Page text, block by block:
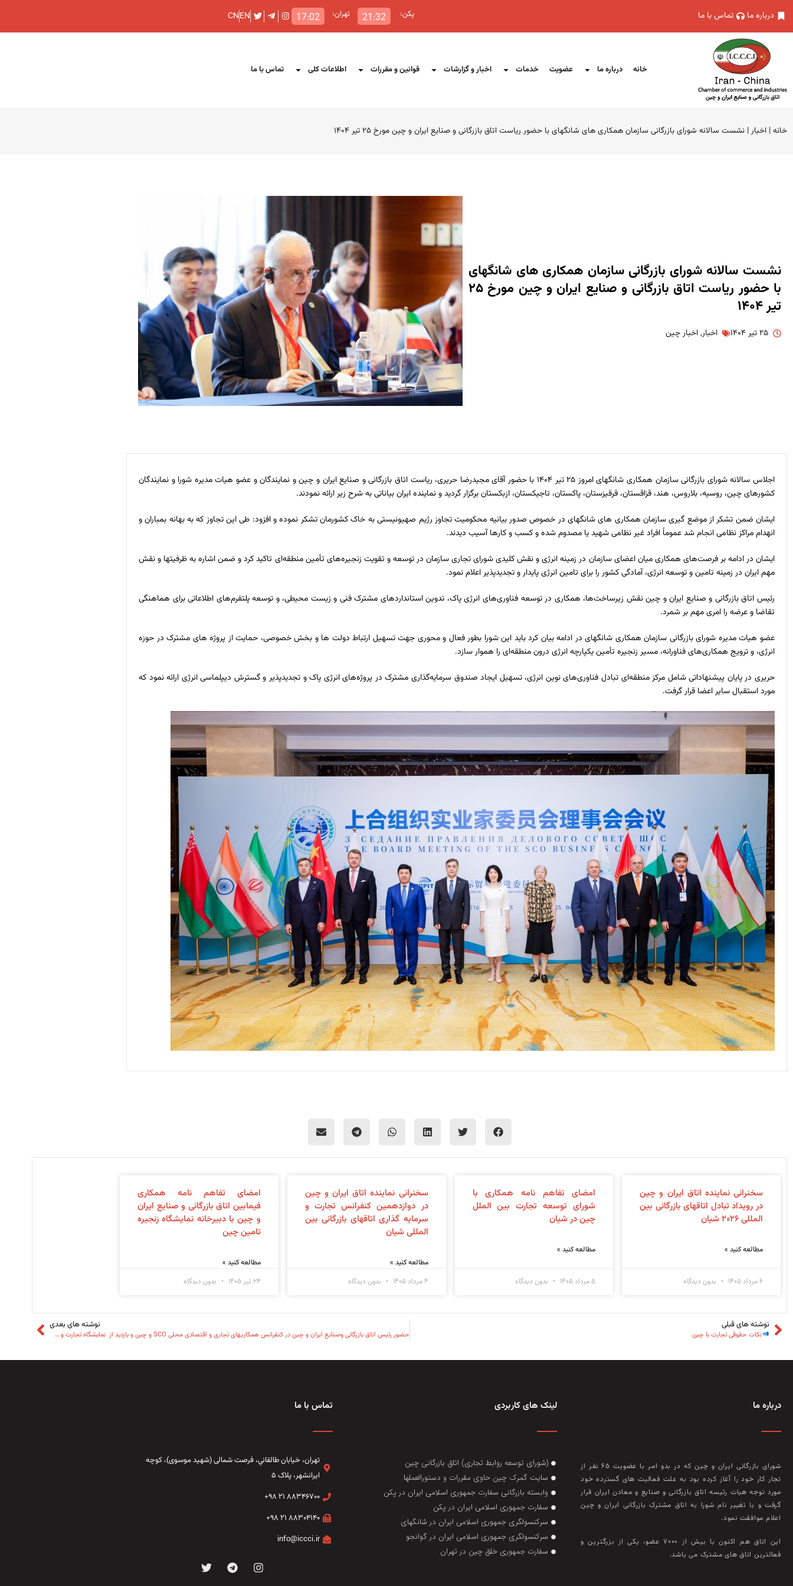
درباره ما تماس با ما پکن: 21:32 تهران: 17:02
EN
CN
خانه درباره ما عضویت خدمات اخبار و گزارشات قوانین و مقررات اطلاعات کلی تماس با ما
خانه| اخبار | نشست سالانه شورای بازرگانی سازمان همکاری های شانگهای با حضور ریاست اتاق بازرگانی و صنایع ایران و چین مورخ ۲۵ تیر ۱۴۰۴
نشست سالانه شورای بازرگانی سازمان همکاری های شانگهای
با حضور ریاست اتاق بازرگانی و صنایع ایران و چین مورخ ۲۵
تیر ۱۴۰۴
۲۵ تیر ۱۴۰۴ اخبار,اخبار چین
اجلاس سالانه شورای بازرگانی سازمان همکاری شانگهای امروز ۲۵ تیر ۱۴۰۴ با حضور آقای مجیدرضا حریری، ریاست اتاق بازرگانی و صنایع ایران و چین و نمایندگان و عضو هیات مدیره شورا و نمایندگان
کشورهای چین، روسیه، بلاروس، هند، قزاقستان، قرقیزستان، پاکستان، تاجیکستان، ازبکستان برگزار گردید و نماینده ایران بیاناتی به شرح زیر ارائه نمودند.
ایشان ضمن تشکر از موضع گیری سازمان همکاری های شانگهای در خصوص صدور بیانیه محکومیت تجاوز رژیم صهیونیستی به خاک کشورمان تشکر نموده و افزود: طی این تجاوز که به بهانه بمباران و
انهدام مراکز نظامی انجام شد عموماً افراد غیر نظامی شهید یا مصدوم شده و کسب و کارها آسیب دیدند.
ایشان در ادامه بر فرصت‌های همکاری میان اعضای سازمان در زمینه انرژی و نقش کلیدی شورای تجاری سازمان در توسعه و تقویت زنجیره‌های تأمین منطقه‌ای تاکید کرد و ضمن اشاره به ظرفیتها و نقش
مهم ایران در زمینه تامین و توسعه انرژی، آمادگی کشور را برای تامین انرژی پایدار و تجدیدپذیر اعلام نمود.
رئیس اتاق بازرگانی و صنایع ایران و چین نقش زیرساخت‌ها، همکاری در توسعه فناوری‌های انرژی پاک، تدوین استانداردهای مشترک فنی و زیست‌ محیطی، و توسعه پلتفرم‌های اطلاعاتی برای هماهنگی
تقاضا و عرضه را امری مهم بر شمرد.
عضو هیات مدیره شورای بازرگانی سازمان همکاری شانگهای در ادامه بیان کرد باید این شورا بطور فعال و محوری جهت تسهیل ارتباط دولت ها و بخش خصوصی، حمایت از پروژه های مشترک در حوزه
انرژی، و ترویج همکاری‌های فناورانه، مسیر زنجیره تأمین یکپارچه انرژی درون ‌منطقه‌ای را هموار سازد.
حریری در پایان پیشنهاداتی شامل مرکز منطقه‌ای تبادل فناوری‌های نوین انرژی، تسهیل ایجاد صندوق سرمایه‌گذاری مشترک در پروژه‌های انرژی پاک و تجدیدپذیر و گسترش دیپلماسی انرژی ارائه نمود که
مورد استقبال سایر اعضا قرار گرفت.
سخنرانی نماینده اتاق ایران و چین
در رویداد تبادل اتاقهای بازرگانی بین
المللی ۲۰۲۶ شیان
مطالعه کنید »
۶ مرداد ۱۴۰۵ بدون دیدگاه
امضای تفاهم نامه همکاری با
شورای توسعه تجارت بین الملل
چین در شیان
مطالعه کنید »
۵ مرداد ۱۴۰۵ بدون دیدگاه
سخنرانی نماینده اتاق ایران و چین
در دوازدهمین کنفرانس تجارت و
سرمایه گذاری اتاقهای بازرگانی بین
المللی شیان
مطالعه کنید »
۴ مرداد ۱۴۰۵
بدون دیدگاه
امضای تفاهم نامه همکاری
فیمابین اتاق بازرگانی و صنایع ایران
و چین با دبیرخانه نمایشگاه زنجیره
تامین چین
مطالعه کنید »
۲۴ تیر ۱۴۰۵
بدون دیدگاه
نوشته های قبلی
نکات حقوقی تجارت با چین
نوشته های بعدی
حضور رئیس اتاق بازرگانی و‌صنایع ایران و چین در کنفرانس همکاریهای تجاری و اقتصادی محلی SCO و چین و بازدید از نمایشگاه تجارت و سرمایه گذاری SCO مورخ 27 تیر 1404
درباره ما
شورای بازرگانی ایران و چین که در بدو امر با عضويت ۶۵ نفر از
تجار کار خود را آغاز کرده بود به علت فعاليت‌ های گسترده خود
مورد توجه هيات رئيسه اتاق بازرگانی و صنايع و معادن ايران قرار
گرفت و با تغيير نام شورا به اتاق مشترک بازرگانی ايران و چين
اعلام موافقت نمود.
این اتاق هم‌ اکنون با بيش از ۷۰۰۰ عضو، يکی از بزرگترين و
فعالترين اتاق‌ های مشترک می باشد.
لینک های کاربردی
(شورای توسعه روابط تجاری) اتاق بازرگانی چین
سایت گمرک چین حاوی مقررات و دستورالعملها
وابسته بازرگانی سفارت جمهوری اسلامی ایران در پکن
سفارت جمهوری اسلامی ایران در پکن
سرکنسولگری جمهوری اسلامی ایران در شانگهای
سرکنسولگری جمهوری اسلامی ایران در گوانجو
سفارت جمهوری خلق چین در تهران
تماس با ما
تهران، خيابان طالقاني،‌ فرصت شمالی (شهید موسوی)، کوچه
ایرانشهر، پلاک ۵
۸۸۳۴۶۷۰۰ ۲۱ ۹۸+
۸۸۳۰۴۱۴۰ ۲۱ ۹۸+
info@iccci.ir